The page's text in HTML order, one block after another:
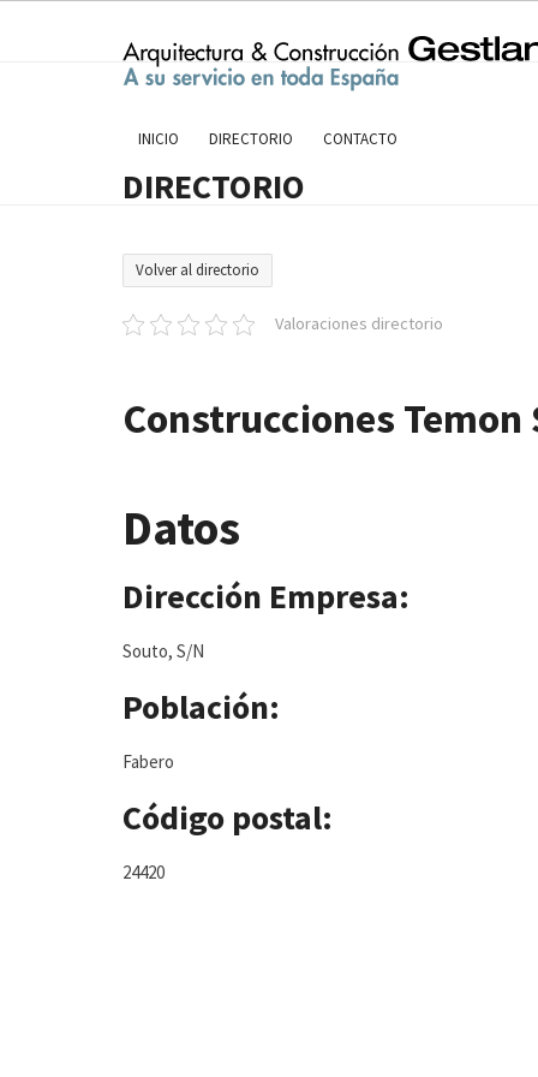
INICIO DIRECTORIO CONTACTO
DIRECTORIO
Volver al directorio
Valoraciones directorio
Construcciones Temon
Datos
Dirección Empresa:
Souto, S/N
Población:
Fabero
Código postal:
24420